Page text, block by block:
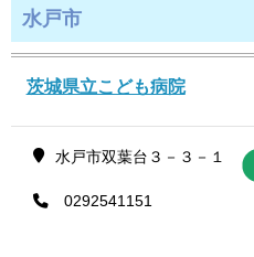
水戸市
茨城県立こども病院
水戸市双葉台３－３－１
0292541151